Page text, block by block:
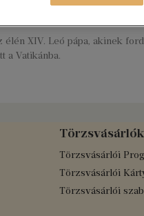
XIV. Leó pápa, akinek
a Vatikánba.
Törzsvásárlói
Törzsvásárlói
Törzsvásárlói